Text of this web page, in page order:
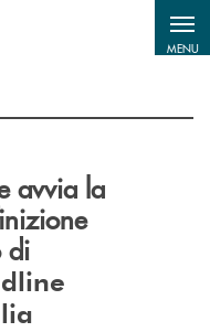
MENU
avvia la
di